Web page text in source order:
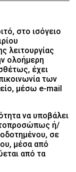
στο ισόγειο
λειτουργίας
ολοήμερη
έχει
των
μέσω e-mail
να υποβάλει
ή/
σε
μέσα από
από τα